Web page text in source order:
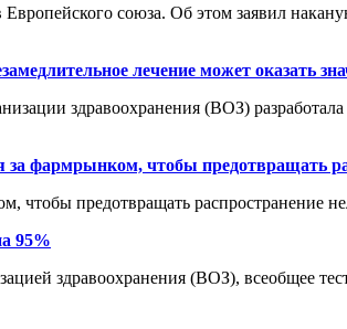
союза. Об этом заявил
лечение может оказать
здравоохранения (ВОЗ)
за фармрынком, чтобы предотвращать
чтобы предотвращать распространение
95%
здравоохранения (ВОЗ), всеобщее